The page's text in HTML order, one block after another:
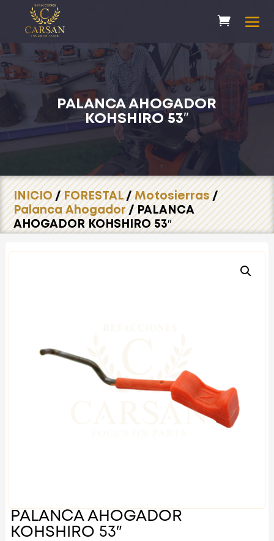
PALANCA AHOGADOR
KOHSHIRO 53″
INICIO/FORESTAL/Motosierras/
Palanca Ahogador/ PALANCA
AHOGADOR KOHSHIRO 53″
PALANCA AHOGADOR
KOHSHIRO 53″